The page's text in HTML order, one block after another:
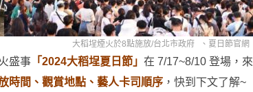
大稻埕煙火於8點施放/台北市政府 、 夏日節官網
盛事 「2024大稻埕夏日節」 在 7/17~8/10 登場，來
時間、觀賞地點、藝人卡司順序 ，快到下文了解~